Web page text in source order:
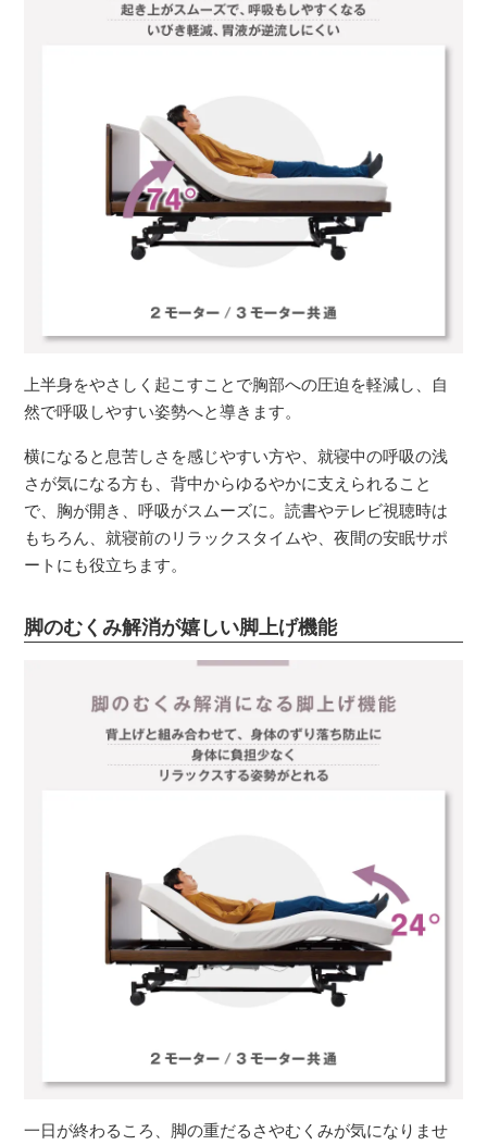
上半身をやさしく起こすことで胸部への圧迫を軽減し、自
然で呼吸しやすい姿勢へと導きます。
横になると息苦しさを感じやすい方や、就寝中の呼吸の浅
さが気になる方も、背中からゆるやかに支えられること
で、胸が開き、呼吸がスムーズに。読書やテレビ視聴時は
もちろん、就寝前のリラックスタイムや、夜間の安眠サポ
ートにも役立ちます。
脚のむくみ解消が嬉しい脚上げ機能
一日が終わるころ、脚の重だるさやむくみが気になりませ